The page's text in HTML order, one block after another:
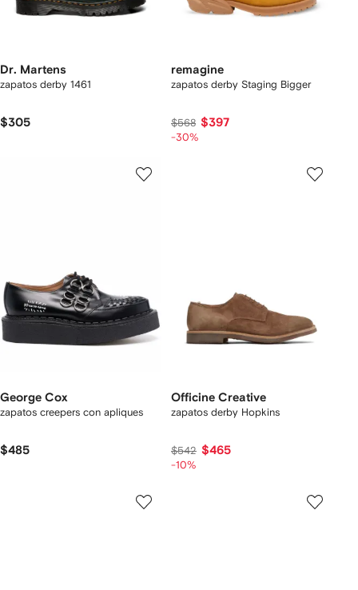
Dr. Martens
zapatos derby 1461
$305
remagine
zapatos derby Staging Bigger
$568 $397
-30%
George Cox
zapatos creepers con apliques
$485
Officine Creative
zapatos derby Hopkins
$542 $465
-10%